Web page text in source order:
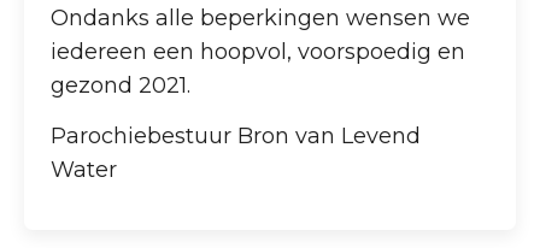
Ondanks alle beperkingen wensen we
iedereen een hoopvol, voorspoedig en
gezond 2021.
Parochiebestuur Bron van Levend
Water